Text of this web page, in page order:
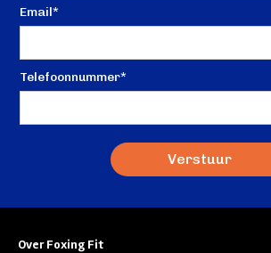
Email*
Telefoonnummer*
Over Foxing Fit